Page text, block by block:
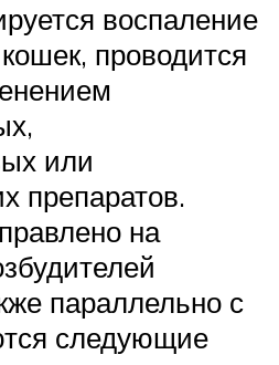
воспаление
проводится
или
препаратов.
на
параллельно с
следующие